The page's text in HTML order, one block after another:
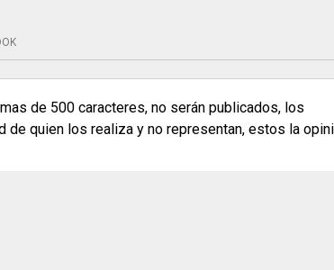
de 500 caracteres, no serán publicados, los
quien los realiza y no representan, estos la